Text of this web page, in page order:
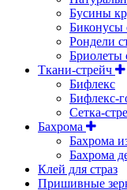
Бусины
Биконусы
Рондели
Бриолеты
Ткани-стрейч
Бифлекс
Бифлекс-
Сетка-
Бахрома
Бахрома
Бахрома
Клей для страз
Пришивные